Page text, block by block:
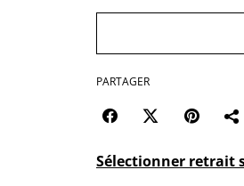
PARTAGER
Sélectionner retrait